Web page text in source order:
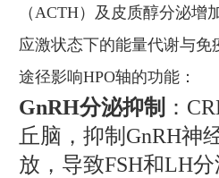
（ACTH）及皮质醇分泌增
应激状态下的能量代谢与免
途径影响HPO轴的功能：
GnRH分泌抑制 ：
丘脑，抑制GnRH神
放，导致FSH和LH